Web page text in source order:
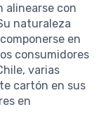
alinearse con
naturaleza
en
consumidores
varias
cartón en sus
en